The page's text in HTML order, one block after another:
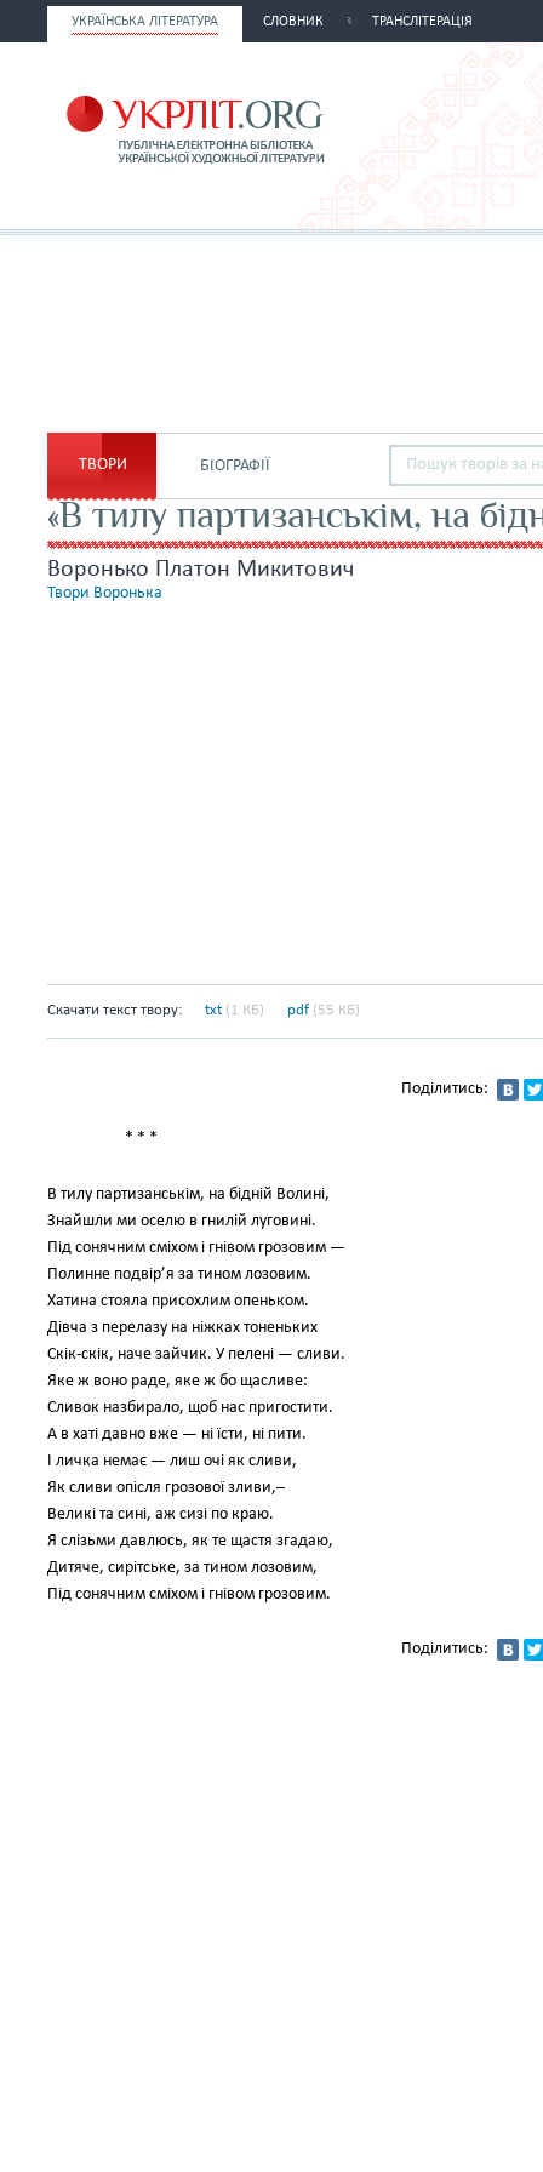
УКРАЇНСЬКА ЛІТЕРАТУРА СЛОВНИК ТРАНСЛІТЕРАЦІЯ
ТВОРИ БІОГРАФІЇ
«В тилу партизанськім, на
Воронько Платон Микитович
Твори Воронька
Скачати текст твору: txt (1 КБ) pdf (55 КБ)
Поділитись:
* * *
В тилу партизанськім, на бідній Волині,
Знайшли ми оселю в гнилій луговині.
Під сонячним сміхом і гнівом грозовим —
Полинне подвір’я за тином лозовим.
Хатина стояла присохлим опеньком.
Дівча з перелазу на ніжках тоненьких
Скік-скік, наче зайчик. У пелені — сливи.
Яке ж воно раде, яке ж бо щасливе:
Сливок назбирало, щоб нас пригостити.
А в хаті давно вже — ні їсти, ні пити.
І личка немає — лиш очі як сливи,
Як сливи опісля грозової зливи,–
Великі та сині, аж сизі по краю.
Я слізьми давлюсь, як те щастя згадаю,
Дитяче, сирітське, за тином лозовим,
Під сонячним сміхом і гнівом грозовим.
Поділитись: